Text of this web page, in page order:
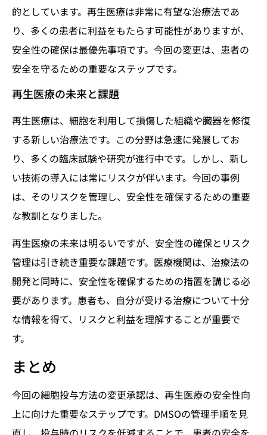
的としています。再生医療は非常に有望な治療法であ
り、多くの患者に利益をもたらす可能性がありますが、
安全性の確保は最優先事項です。今回の変更は、患者の
安全を守るための重要なステップです。
再生医療の未来と課題
再生医療は、細胞を利用して損傷した組織や臓器を修復
する新しい治療法です。この分野は急速に発展してお
り、多くの臨床試験や研究が進行中です。しかし、新し
い技術の導入には常にリスクが伴います。今回の事例
は、そのリスクを管理し、安全性を確保するための重要
な教訓となりました。
再生医療の未来は明るいですが、安全性の確保とリスク
管理は引き続き重要な課題です。医療機関は、治療法の
開発と同時に、安全性を確保するための措置を講じる必
要があります。患者も、自分が受ける治療について十分
な情報を得て、リスクと利益を理解することが重要で
す。
まとめ
今回の細胞投与方法の変更承認は、再生医療の安全性向
上に向けた重要なステップです。DMSOの管理手順を見